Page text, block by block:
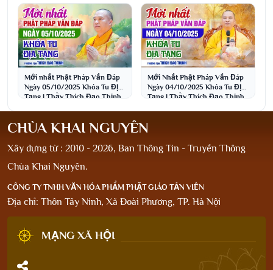
Mới nhất Phật Pháp Vấn Đáp
Ngày 05/10/2025 Khóa Tu Địa
Tạng | Thầy Thích Đạo Thịnh
Mới Nhất Phật Pháp Vấn Đáp
Ngày 04/10/2025 Khóa Tu Địa
Tạng | Thầy Thích Đạo Thịnh
CHÙA KHAI NGUYÊN
Xây dựng từ : 2010 - 2026, Ban Thông Tin - Truyền Thông
Chùa Khai Nguyên.
CÔNG TY TNHH VĂN HÓA PHẨM PHẬT GIÁO TẢN VIÊN
Địa chỉ: Thôn Tây Ninh, Xã Đoài Phương, TP. Hà Nội
MẠNG XÃ HỘI